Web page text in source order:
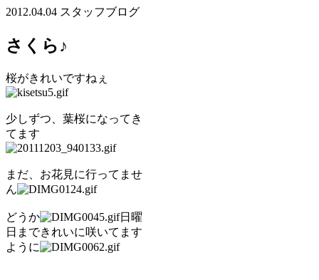
2012.04.04 スタッフブログ
さくら♪
桜がきれいですねぇ
少しずつ、葉桜になってき
てます
まだ、お花見に行ってませ
ん
どうか
日曜
日まできれいに咲いてます
ように